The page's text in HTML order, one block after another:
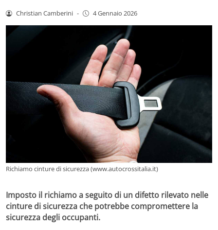
Christian Camberini - 4 Gennaio 2026
Richiamo cinture di sicurezza (www.autocrossitalia.it)
Imposto il richiamo a seguito di un difetto rilevato nelle
cinture di sicurezza che potrebbe compromettere la
sicurezza degli occupanti.